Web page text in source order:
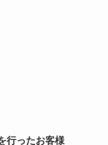
行ったお客様